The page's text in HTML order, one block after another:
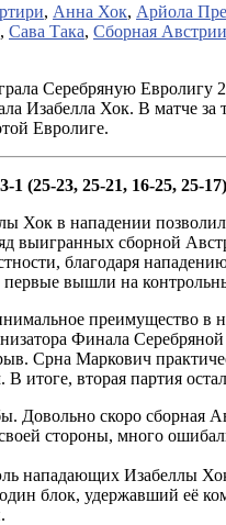
, Анна Хок, Арйола
, Сава Така, Сборная Австрии
Серебряную Евролигу
Изабелла Хок. В матче
Евролиге.
(25-23, 25-21, 16-25, 25-17)
Хок в нападении
выигранных сборной
благодаря
вышли на
преимущество в
Финала
Срна Маркович
итоге, вторая партия
Довольно скоро
стороны, много
нападающих Изабеллы
блок, удержавший её